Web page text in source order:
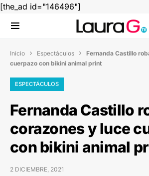
[the_ad id="146496"]
Inicio  Espectáculos  Fernanda Castillo
cuerpazo con bikini animal print
ESPECTÁCULOS
Fernanda Castillo
corazones y luce
con bikini animal
2 DICIEMBRE, 2021